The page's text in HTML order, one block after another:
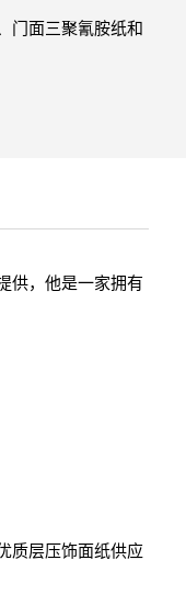
门面三聚氰胺纸和
供，他是一家拥有
质层压饰面纸供应